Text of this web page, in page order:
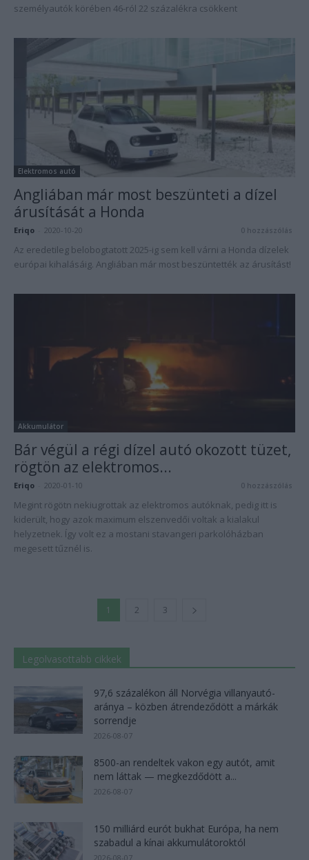
személyautók körében 46-ról 22 százalékra csökkent
Elektromos autó
Angliában már most beszünteti a dízel
árusítását a Honda
Eriqo 2020-10-20 0 hozzászólás
Az eredetileg belobogtatott 2025-ig sem kell várni a Honda dízelek
európai kihalásáig. Angliában már most beszüntették az árusítást!
Akkumulátor
Bár végül a régi dízel autó okozott tüzet,
rögtön az elektromos...
Eriqo 2020-01-10 0 hozzászólás
Megint rögötn nekiugrottak az elektromos autóknak, pedig itt is
kiderült, hogy azok maximum elszenvedői voltak a kialakul
helyzetnek. Így volt ez a mostani stavangeri parkolóházban
megesett tűznél is.
1 2 3
Legolvasottabb cikkek
97,6 százalékon áll Norvégia villanyautó-
aránya – közben átrendeződött a márkák
sorrendje
2026-08-07
8500-an rendeltek vakon egy autót, amit
nem láttak — megkezdődött a...
2026-08-07
150 milliárd eurót bukhat Európa, ha nem
szabadul a kínai akkumulátoroktól
2026-08-07